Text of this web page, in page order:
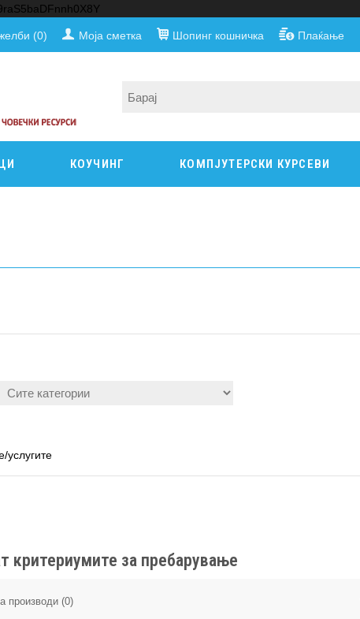
(0) Моја сметка Шопинг кошничка Плаќање
КОУЧИНГ КОМПЈУТЕРСКИ КУРСЕВИ
услугите
критериумите за пребарување
производи (0)